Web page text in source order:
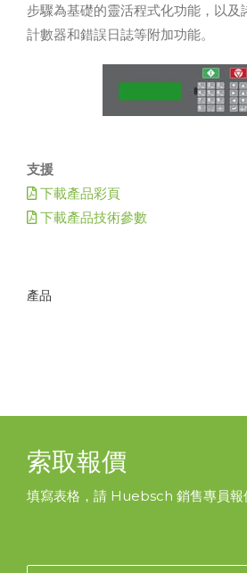
步驟為基礎的靈活程式化功能，以及
計數器和錯誤日誌等附加功能。
支援
下載產品彩頁
下載產品技術參數
產品
索取報價
填寫表格，請 Huebsch 銷售專員報